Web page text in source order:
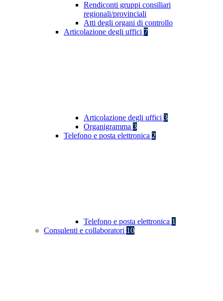
Rendiconti gruppi consiliari
regionali/provinciali
Atti degli organi di controllo
Articolazione degli uffici 7
Articolazione degli uffici 3
Organigramma 3
Telefono e posta elettronica 2
Telefono e posta elettronica 1
Consulenti e collaboratori 10